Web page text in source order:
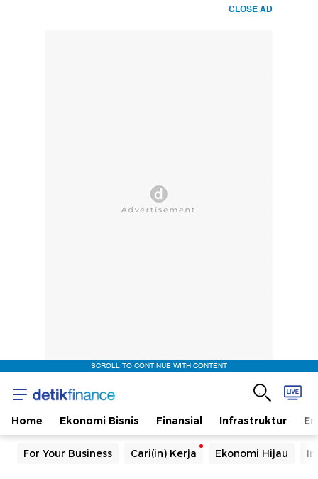
CLOSE AD
SCROLL TO CONTINUE WITH CONTENT
Home Ekonomi Bisnis Finansial Infrastruktur
For Your Business Cari(in) Kerja Ekonomi Hijau